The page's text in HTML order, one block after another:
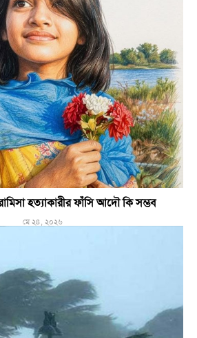
হত্যাকারীর ফাঁসি আদৌ কি সম্ভব
মে ২৪, ২০২৬